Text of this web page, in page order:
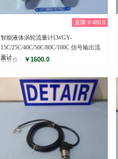
直降￥480.0
智能液体涡轮流量计LWGY-
15C/25C/40C/50C/80C/100C 信号输出流
量计
销售价： ￥1600.0
评分
(0)